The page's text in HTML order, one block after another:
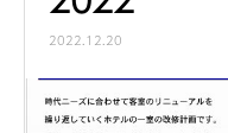
2022.12.20